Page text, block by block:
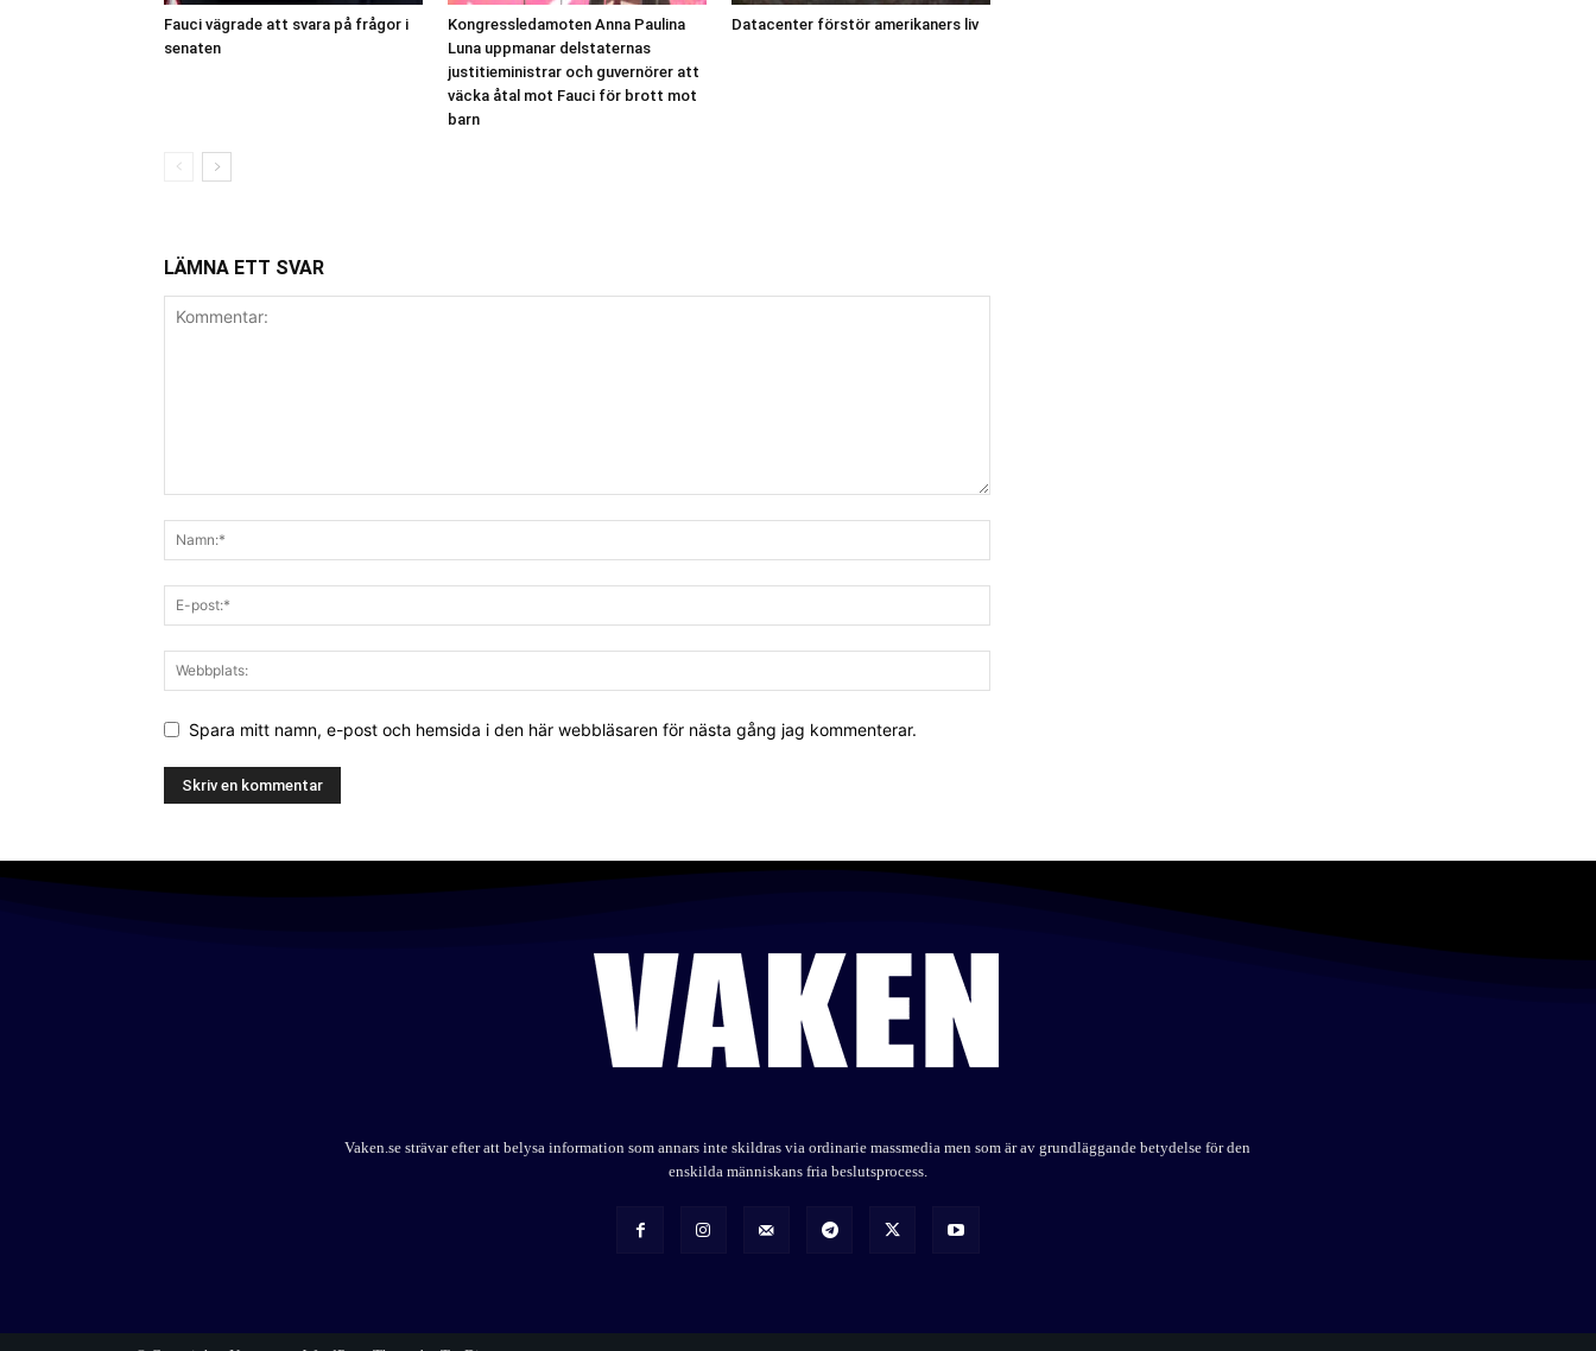
Fauci vägrade att svara på frågor i
senaten
Kongressledamoten Anna Paulina
Luna uppmanar delstaternas
justitieministrar och guvernörer att
väcka åtal mot Fauci för brott mot
barn
Datacenter förstör amerikaners liv
LÄMNA ETT SVAR
Spara mitt namn, e-post och hemsida i den här webbläsaren för nästa gång jag kommenterar.
Vaken.se strävar efter att belysa information som annars inte skildras via ordinarie massmedia men som är av grundläggande betydelse för den
enskilda människans fria beslutsprocess.